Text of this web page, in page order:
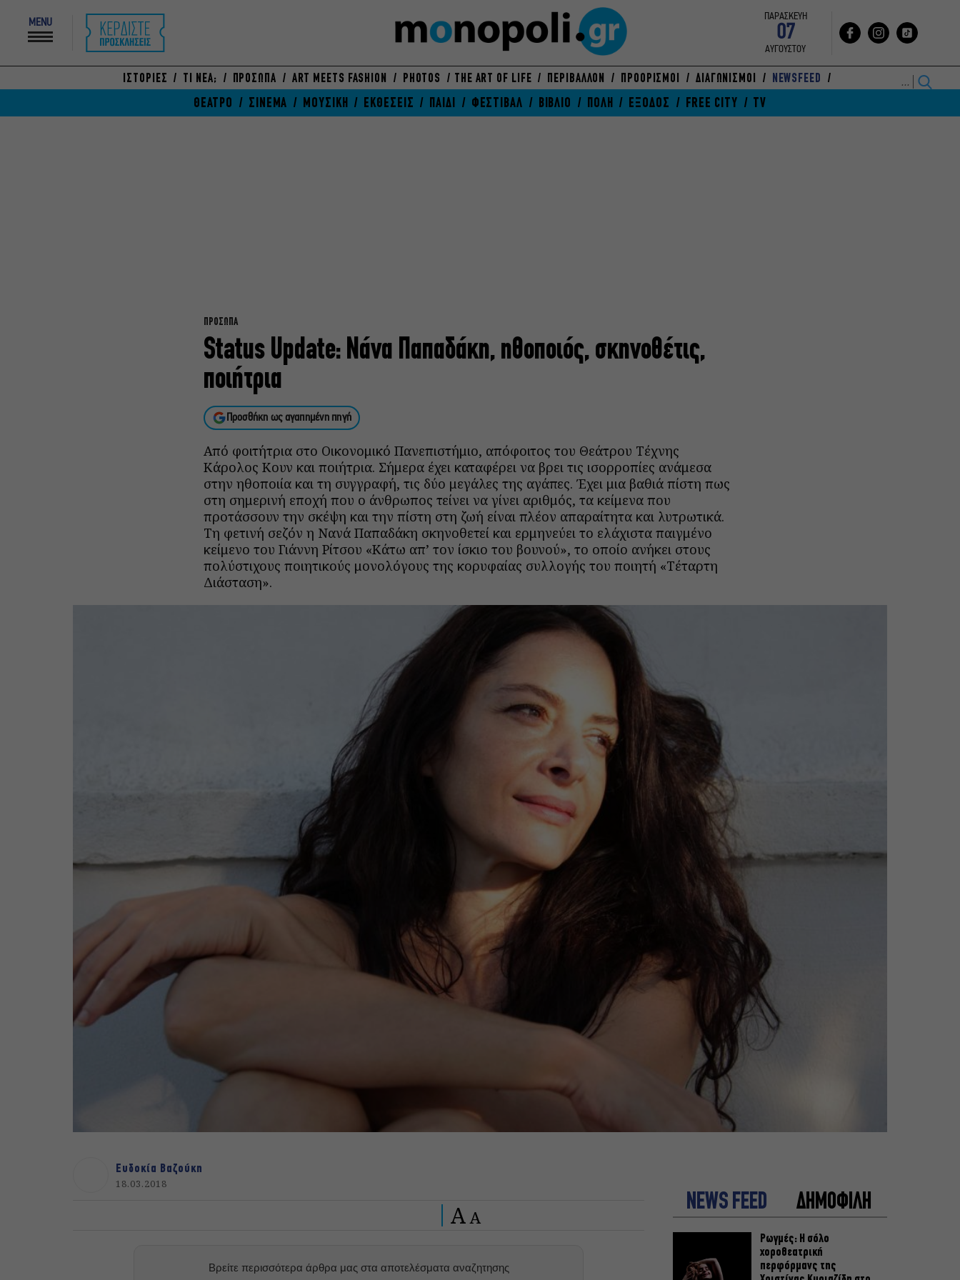
MENU
ΠΑΡΑΣΚΕΥΗ
07
ΑΥΓΟΥΣΤΟΥ
ΙΣΤΟΡΙΕΣ ΤΙ ΝΕΑ; ΠΡΟΣΩΠΑ ART MEETS FASHION PHOTOS THE ART OF LIFE ΠΕΡΙΒΑΛΛΟΝ ΠΡΟΟΡΙΣΜΟΙ ΔΙΑΓΩΝΙΣΜΟΙ NEWSFEED
ΘΕΑΤΡΟ ΣΙΝΕΜΑ ΜΟΥΣΙΚΗ ΕΚΘΕΣΕΙΣ ΠΑΙΔΙ ΦΕΣΤΙΒΑΛ ΒΙΒΛΙΟ ΠΟΛΗ ΕΞΟΔΟΣ FREE CITY TV
ΠΡΟΣΩΠΑ
Status Update: Νάνα Παπαδάκη, ηθοποιός, σκηνοθέτις,
ποιήτρια
Προσθήκη ως αγαπημένη πηγή
Από φοιτήτρια στο Οικονομικό Πανεπιστήμιο, απόφοιτος του Θεάτρου Τέχνης
Κάρολος Κουν και ποιήτρια. Σήμερα έχει καταφέρει να βρει τις ισορροπίες ανάμεσα
στην ηθοποιία και τη συγγραφή, τις δύο μεγάλες της αγάπες. Έχει μια βαθιά πίστη πως
στη σημερινή εποχή που ο άνθρωπος τείνει να γίνει αριθμός, τα κείμενα που
προτάσσουν την σκέψη και την πίστη στη ζωή είναι πλέον απαραίτητα και λυτρωτικά.
Τη φετινή σεζόν η Νανά Παπαδάκη σκηνοθετεί και ερμηνεύει το ελάχιστα παιγμένο
κείμενο του Γιάννη Ρίτσου «Κάτω απ’ τον ίσκιο του βουνού», το οποίο ανήκει στους
πολύστιχους ποιητικούς μονολόγους της κορυφαίας συλλογής του ποιητή «Τέταρτη
Διάσταση».
Ευδοκία Βαζούκη
18.03.2018
A A
Βρείτε περισσότερα άρθρα μας στα αποτελέσματα αναζητησης
NEWS FEED ΔΗΜΟΦΙΛΗ
Ρωγμές: Η σόλο
χοροθεατρική
περφόρμανς της